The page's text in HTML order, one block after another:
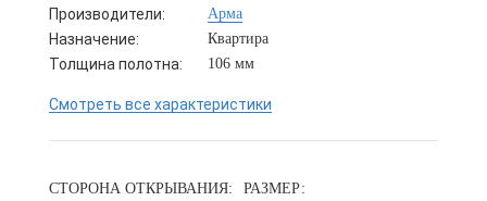
Производители: Арма
Назначение: Квартира
Толщина полотна: 106 мм
Смотреть все характеристики
СТОРОНА ОТКРЫВАНИЯ: РАЗМЕР: